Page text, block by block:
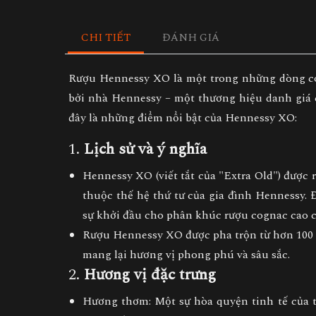
CHI TIẾT ĐÁNH GIÁ
Rượu Hennessy XO là một trong những dòng
bởi nhà Hennessy – một thương hiệu danh
đây là những điểm nổi bật của Hennessy XO:
1. Lịch sử và ý nghĩa
Hennessy XO (viết tắt của "Extra Old") được
thuộc thế hệ thứ tư của gia đình
sự khởi đầu cho phân khúc rượu cognac cao
Rượu Hennessy XO được pha trộn từ hơn
mang lại hương vị phong phú và sâu sắc.
2. Hương vị đặc trưng
Hương thơm: Một sự hòa quyện tinh tế của